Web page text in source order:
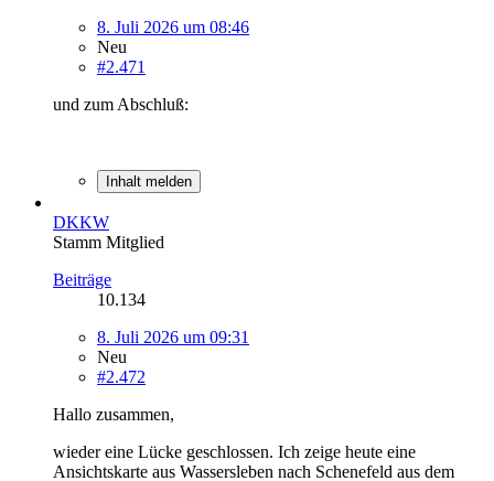
8. Juli 2026 um 08:46
Neu
#2.471
und zum Abschluß:
Inhalt melden
DKKW
Stamm Mitglied
Beiträge
10.134
8. Juli 2026 um 09:31
Neu
#2.472
Hallo zusammen,
wieder eine Lücke geschlossen. Ich zeige heute eine
Ansichtskarte aus Wassersleben nach Schenefeld aus dem